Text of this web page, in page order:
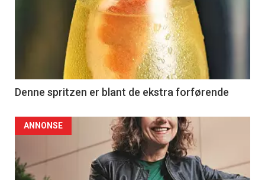
Denne spritzen er blant de ekstra forførende
ANNONSE